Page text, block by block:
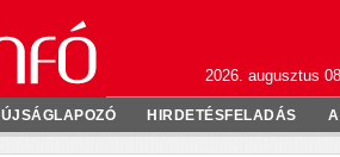
2026. augusztus
ÚJSÁGLAPOZÓ HIRDETÉSFELADÁS